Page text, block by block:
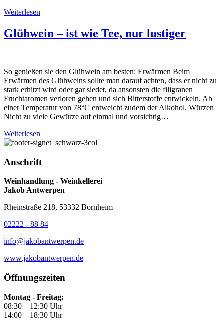
Weiterlesen
Glühwein – ist wie Tee, nur lustiger
So genießen sie den Glühwein am besten: Erwärmen Beim
Erwärmen des Glühweins sollte man darauf achten, dass er nicht zu
stark erhitzt wird oder gar siedet, da ansonsten die filigranen
Fruchtaromen verloren gehen und sich Bitterstoffe entwickeln. Ab
einer Temperatur von 78°C entweicht zudem der Alkohol. Würzen
Nicht zu viele Gewürze auf einmal und vorsichtig…
Weiterlesen
Anschrift
Weinhandlung - Weinkellerei
Jakob Antwerpen
Rheinstraße 218, 53332 Bornheim
02222 - 88 84
info@jakobantwerpen.de
www.jakobantwerpen.de
Öffnungszeiten
Montag - Freitag:
08:30 – 12:30 Uhr
14:00 – 18:30 Uhr